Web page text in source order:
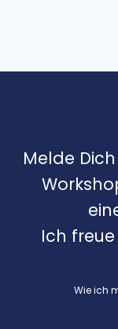
Melde
Ich
Wie ich